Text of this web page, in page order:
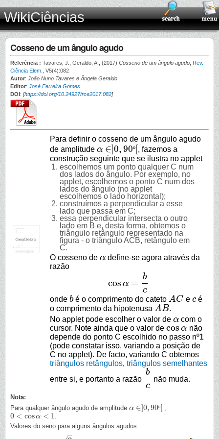
WikiCiências
Cosseno de um ângulo agudo
Referência : Tavares, J., Geraldo, A., (2017) Cosseno de um ângulo agudo Rev.
Ciência Elem.
, V5(4):082
Autor: João Nuno Tavares e Ângela Geraldo
Editor: José Ferreira Gomes
DOI: [https://doi.org/10.24927/rce2017.082]
Para definir o cosseno de um ângulo agudo
de amplitude α ∈]0, 90º[
α∈]0,90º[
, fazemos a
construção seguinte que se ilustra no applet
escolhemos um ponto qualquer C num
dos lados do ângulo. Por exemplo, no
applet, escolhemos o ponto C num dos
lados do ângulo (no applet
escolhemos o lado horizontal);
construímos a perpendicular a esse
lado que passa em C;
essa perpendicular intersecta o outro
lado em B e, desta forma, obtemos o
triângulo retângulo representado na
figura - o triângulo ACB, retângulo em
C.
O cosseno de α
α define-se agora através da
razão
cos α =
b
c
cosα= bc
onde b
bé o comprimento do catetoAC
AC e c
cé
o comprimento da hipotenusa AB
AB .
No applet pode escolher o valor de α
α com o
cursor. Note ainda que o valor de cos α
cosα
não
depende do ponto C escolhido no passo nº1
(pode constatar isso, variando a posição de
C no applet). De facto, variando C obtemos
triângulos retângulos, triângulos semelhantes
entre si, e portanto a razão
b
c
bc não muda.
Nota:
Para qualquer ângulo agudo de amplitude α ∈]0,90º[
α∈] 0,90º[
0 < cosα < 1
0<cosα<1
Valores do seno para alguns ângulos agudos:
–